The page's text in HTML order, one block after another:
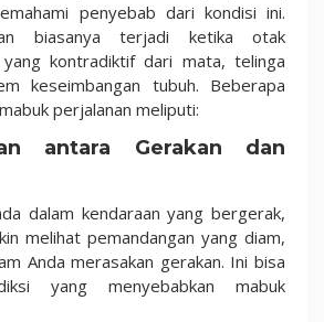
penyebab dari kondisi ini.
biasanya terjadi ketika otak
kontradiktif dari mata, telinga
keseimbangan tubuh. Beberapa
perjalanan meliputi:
antara Gerakan dan
dalam kendaraan yang bergerak,
melihat pemandangan yang diam,
Anda merasakan gerakan. Ini bisa
yang menyebabkan mabuk